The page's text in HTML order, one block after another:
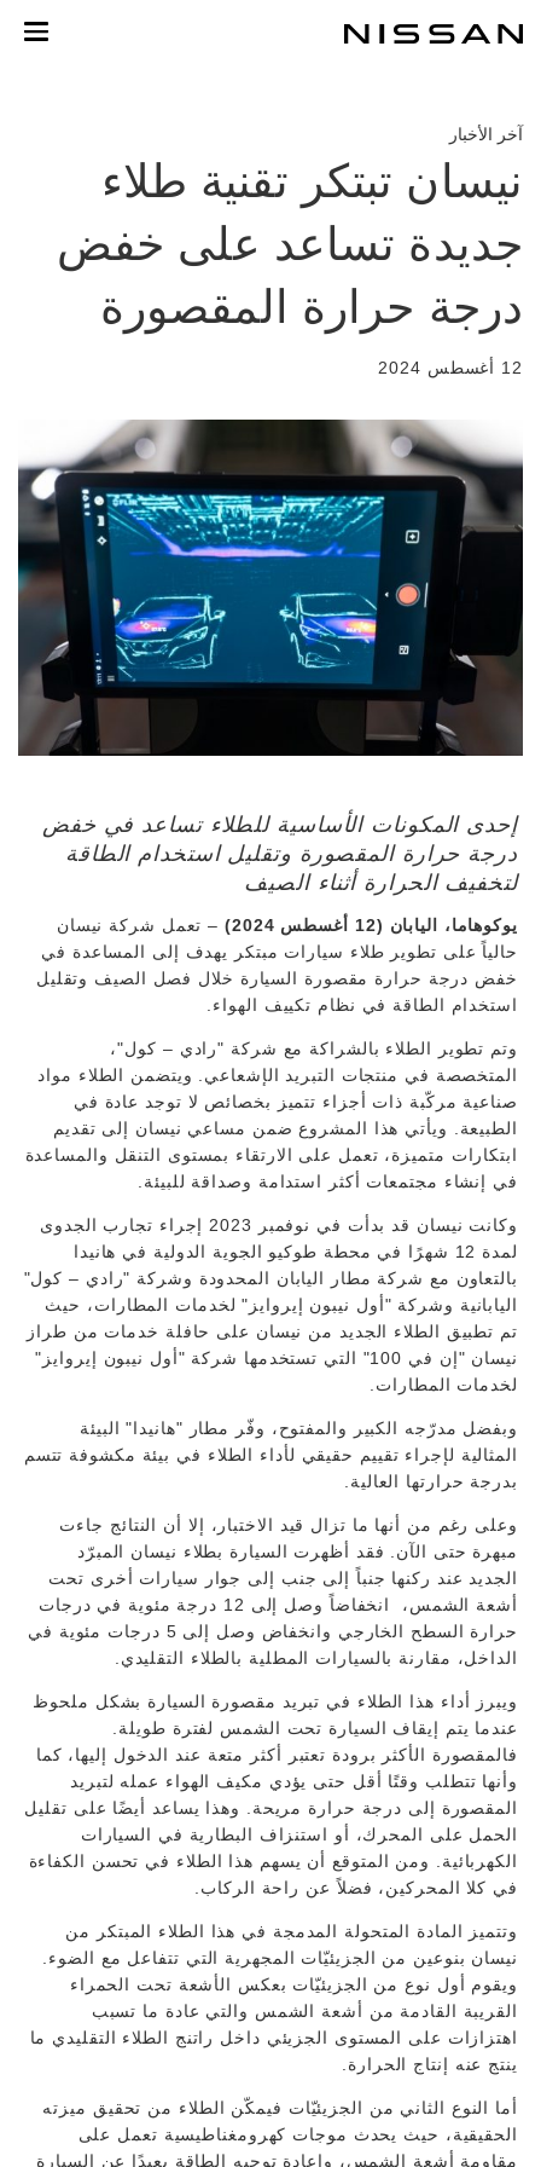
إلى
آخر الأخبار
نيسان تبتكر تقنية طلاء
جديدة تساعد على خفض
درجة حرارة المقصورة
12 أغسطس 2024
إحدى المكونات الأساسية للطلاء تساعد في خفض
درجة حرارة المقصورة وتقليل استخدام الطاقة
لتخفيف الحرارة أثناء الصيف
يوكوهاما، اليابان (12 أغسطس 2024)
– تعمل شركة نيسان
حالياً على تطوير طلاء سيارات مبتكر يهدف إلى المساعدة في
خفض درجة حرارة مقصورة السيارة خلال فصل الصيف وتقليل
استخدام الطاقة في نظام تكييف الهواء.
وتم تطوير الطلاء بالشراكة مع شركة "رادي – كول"،
المتخصصة في منتجات التبريد الإشعاعي. ويتضمن الطلاء مواد
صناعية مركّبة ذات أجزاء تتميز بخصائص لا توجد عادة في
الطبيعة. ويأتي هذا المشروع ضمن مساعي نيسان إلى تقديم
ابتكارات متميزة، تعمل على الارتقاء بمستوى التنقل والمساعدة
في إنشاء مجتمعات أكثر استدامة وصداقة للبيئة.
وكانت نيسان قد بدأت في نوفمبر 2023 إجراء تجارب الجدوى
لمدة 12 شهرًا في محطة طوكيو الجوية الدولية في هانيدا
بالتعاون مع شركة مطار اليابان المحدودة وشركة "رادي – كول"
اليابانية وشركة "أول نيبون إيروايز" لخدمات المطارات، حيث
تم تطبيق الطلاء الجديد من نيسان على حافلة خدمات من طراز
نيسان "إن في 100" التي تستخدمها شركة "أول نيبون إيروايز"
لخدمات المطارات.
وبفضل مدرّجه الكبير والمفتوح، وفّر مطار "هانيدا" البيئة
المثالية لإجراء تقييم حقيقي لأداء الطلاء في بيئة مكشوفة تتسم
بدرجة حرارتها العالية.
وعلى رغم من أنها ما تزال قيد الاختبار، إلا أن النتائج جاءت
مبهرة حتى الآن. فقد أظهرت السيارة بطلاء نيسان المبرّد
الجديد عند ركنها جنباً إلى جنب إلى جوار سيارات أخرى تحت
أشعة الشمس، انخفاضاً وصل إلى 12 درجة مئوية في درجات
حرارة السطح الخارجي وانخفاض وصل إلى 5 درجات مئوية في
الداخل، مقارنة بالسيارات المطلية بالطلاء التقليدي.
ويبرز أداء هذا الطلاء في تبريد مقصورة السيارة بشكل ملحوظ
عندما يتم إيقاف السيارة تحت الشمس لفترة طويلة.
فالمقصورة الأكثر برودة تعتبر أكثر متعة عند الدخول إليها، كما
وأنها تتطلب وقتًا أقل حتى يؤدي مكيف الهواء عمله لتبريد
المقصورة إلى درجة حرارة مريحة. وهذا يساعد أيضًا على تقليل
الحمل على المحرك، أو استنزاف البطارية في السيارات
الكهربائية. ومن المتوقع أن يسهم هذا الطلاء في تحسن الكفاءة
في كلا المحركين، فضلاً عن راحة الركاب.
وتتميز المادة المتحولة المدمجة في هذا الطلاء المبتكر من
نيسان بنوعين من الجزيئيّات المجهرية التي تتفاعل مع الضوء.
ويقوم أول نوع من الجزيئيّات بعكس الأشعة تحت الحمراء
القريبة القادمة من أشعة الشمس والتي عادة ما تسبب
اهتزازات على المستوى الجزيئي داخل راتنج الطلاء التقليدي ما
ينتج عنه إنتاج الحرارة.
أما النوع الثاني من الجزيئيّات فيمكّن الطلاء من تحقيق ميزته
الحقيقية، حيث يحدث موجات كهرومغناطيسية تعمل على
مقاومة أشعة الشمس، وإعادة توجيه الطاقة بعيدًا عن السيارة